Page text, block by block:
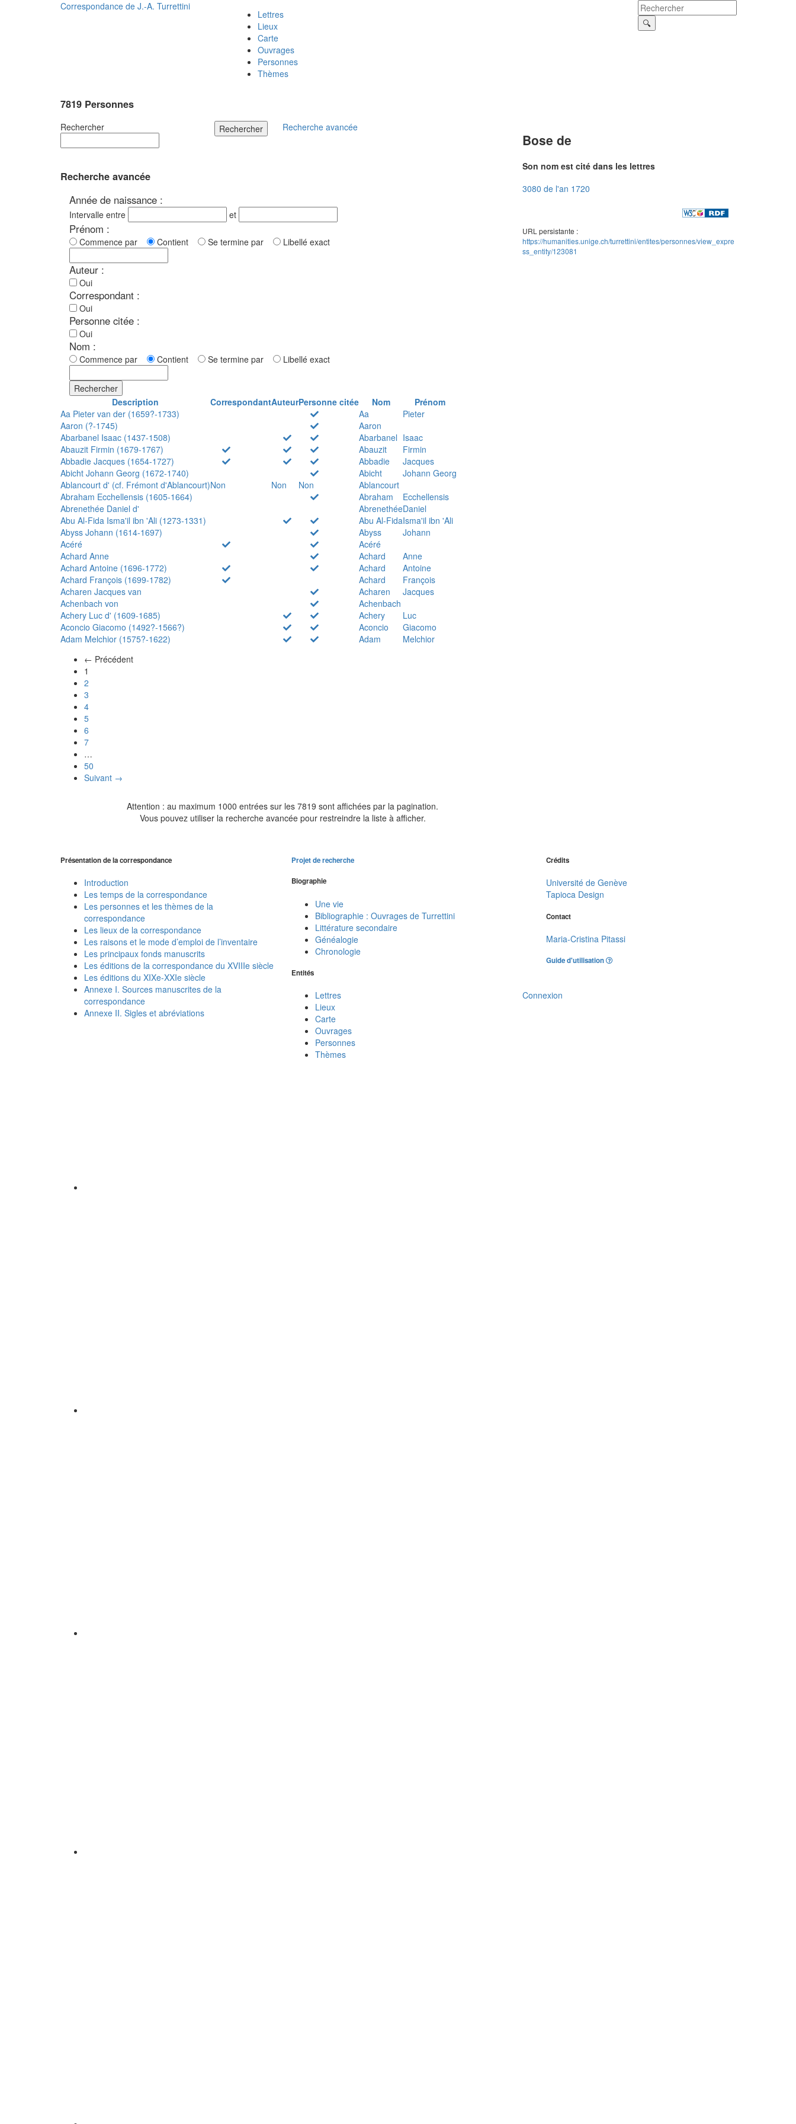
Correspondance de J.-A. Turrettini
Lettres
Lieux
Carte
Ouvrages
Personnes
Thèmes
7819 Personnes
Rechercher Rechercher Recherche avancée
Recherche avancée
Année de naissance :
Intervalle entre et
Prénom :
Commence par Contient Se termine par Libellé exact
Auteur :
Oui
Correspondant :
Oui
Personne citée :
Oui
Nom :
Commence par Contient Se termine par Libellé exact
Rechercher
Description
CorrespondantAuteurPersonne citée Nom
Prénom
Aa Pieter van der (1659?-1733)
Aa
Pieter
Aaron (?-1745)
Aaron
Abarbanel Isaac (1437-1508)
Abarbanel Isaac
Abauzit Firmin (1679-1767)
Abauzit
Firmin
Abbadie Jacques (1654-1727)
Abbadie
Jacques
Abicht Johann Georg (1672-1740)
Abicht
Johann Georg
Ablancourt d' (cf. Frémont d'Ablancourt)Non Non Non
Ablancourt
Abraham Ecchellensis (1605-1664)
Abraham
Ecchellensis
Abrenethée Daniel d'
AbrenethéeDaniel
Abu Al-Fida Isma'il ibn 'Ali (1273-1331)
Abu Al-FidaIsma'il ibn 'Ali
Abyss Johann (1614-1697)
Abyss
Johann
Acéré
Acéré
Achard Anne
Achard
Anne
Achard Antoine (1696-1772)
Achard
Antoine
Achard François (1699-1782)
Achard
François
Acharen Jacques van
Acharen
Jacques
Achenbach von
Achenbach
Achery Luc d' (1609-1685)
Achery
Luc
Aconcio Giacomo (1492?-1566?)
Aconcio
Giacomo
Adam Melchior (1575?-1622)
Adam
Melchior
← Précédent
1
2
3
4
5
6
7
…
50
Suivant →
Attention : au maximum 1000 entrées sur les 7819 sont affichées par la pagination.
Vous pouvez utiliser la recherche avancée pour restreindre la liste à afficher.
Bose de
Son nom est cité dans les lettres
3080 de l'an 1720
URL persistante :
https://humanities.unige.ch/turrettini/entites/personnes/view_expre
ss_entity/123081
Présentation de la correspondance
Introduction
Les temps de la correspondance
Les personnes et les thèmes de la
correspondance
Les lieux de la correspondance
Les raisons et le mode d’emploi de l’inventaire
Les principaux fonds manuscrits
Les éditions de la correspondance du XVIIIe siècle
Les éditions du XIXe-XXIe siècle
Annexe I. Sources manuscrites de la
correspondance
Annexe II. Sigles et abréviations
Projet de recherche
Biographie
Une vie
Bibliographie : Ouvrages de Turrettini
Littérature secondaire
Généalogie
Chronologie
Entités
Lettres
Lieux
Carte
Ouvrages
Personnes
Thèmes
Crédits
Université de Genève
Tapioca Design
Contact
Maria-Cristina Pitassi
Guide d'utilisation
Connexion